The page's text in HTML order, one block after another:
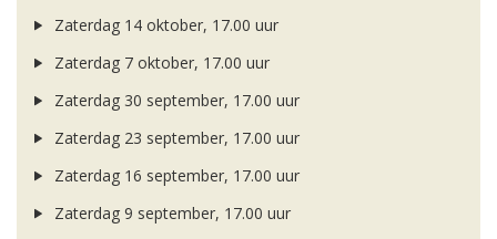
Zaterdag 14 oktober, 17.00 uur
Zaterdag 7 oktober, 17.00 uur
Zaterdag 30 september, 17.00 uur
Zaterdag 23 september, 17.00 uur
Zaterdag 16 september, 17.00 uur
Zaterdag 9 september, 17.00 uur